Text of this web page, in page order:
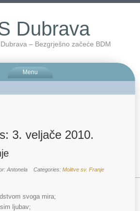
Dubrava
– Bezgrješno začeće BDM
Menu
3. veljače 2010.
Antonela Categories: Molitve sv. Franje
svoga mira;
ljubav;